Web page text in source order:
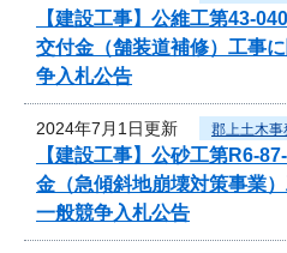
【建設工事】公維工第43-
交付金（舗装道補修）工事
争入札公告
2024年7月1日更新 郡上土木事
【建設工事】公砂工第R6-
金（急傾斜地崩壊対策事業
一般競争入札公告